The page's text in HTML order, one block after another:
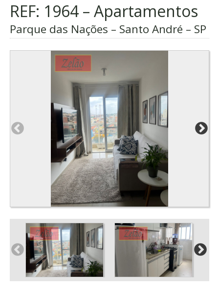
REF: 1964 – Apartamentos
Parque das Nações – Santo André – SP